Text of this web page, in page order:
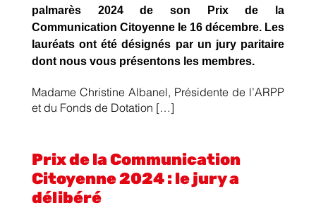
palmarès 2024 de son Prix de la
Communication Citoyenne le 16 décembre. Les
lauréats ont été désignés par un jury paritaire
dont nous vous présentons les membres.
Madame Christine Albanel, Présidente de l’ARPP
et du Fonds de Dotation […]
Prix de la Communication
Citoyenne 2024 : le jury a
délibéré